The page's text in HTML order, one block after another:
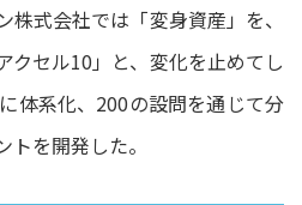
式会社では「変身資産」を、
クセル10」と、変化を止めてし
体系化、200の設問を通じて分
を開発した。